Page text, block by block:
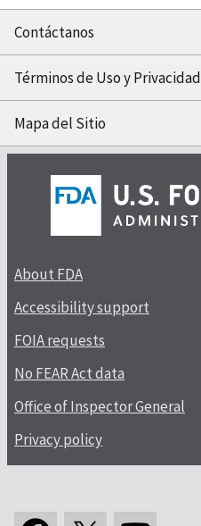
Contáctanos
Términos de Uso y Privacidad
Mapa del Sitio
About FDA
Accessibility support
FOIA requests
No FEAR Act data
Office of Inspector General
Privacy policy